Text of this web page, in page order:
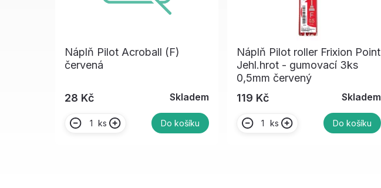
Náplň Pilot Acroball (F)
červená
28 Kč Skladem
ks Do košíku
Náplň Pilot roller Frixion Point
Jehl.hrot - gumovací 3ks
0,5mm červený
119 Kč
Skladem
ks Do košíku